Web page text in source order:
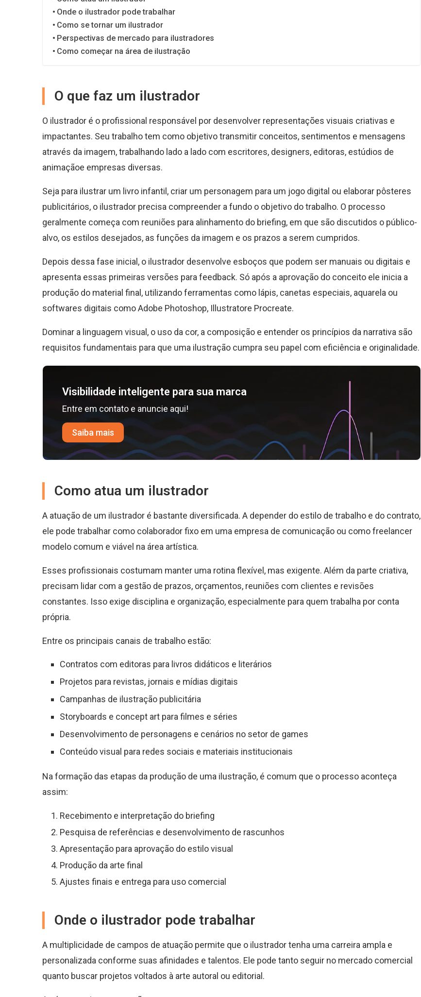
Onde o ilustrador pode trabalhar
Como se tornar um ilustrador
Perspectivas de mercado para ilustradores
Como começar na área de ilustração
O que faz um ilustrador
O ilustrador é o profissional responsável por desenvolver representações visuais criativas e
impactantes. Seu trabalho tem como objetivo transmitir conceitos, sentimentos e mensagens
através da imagem, trabalhando lado a lado com escritores, designers, editoras, estúdios de
animaçãoe empresas diversas.
Seja para ilustrar um livro infantil, criar um personagem para um jogo digital ou elaborar pôsteres
publicitários, o ilustrador precisa compreender a fundo o objetivo do trabalho. O processo
geralmente começa com reuniões para alinhamento do briefing, em que são discutidos o público-
alvo, os estilos desejados, as funções da imagem e os prazos a serem cumpridos.
Depois dessa fase inicial, o ilustrador desenvolve esboços que podem ser manuais ou digitais e
apresenta essas primeiras versões para feedback. Só após a aprovação do conceito ele inicia a
produção do material final, utilizando ferramentas como lápis, canetas especiais, aquarela ou
softwares digitais como Adobe Photoshop, Illustratore Procreate.
Dominar a linguagem visual, o uso da cor, a composição e entender os princípios da narrativa são
requisitos fundamentais para que uma ilustração cumpra seu papel com eficiência e originalidade.
Visibilidade inteligente para sua marca
Entre em contato e anuncie aqui!
Saiba mais
Como atua um ilustrador
A atuação de um ilustrador é bastante diversificada. A depender do estilo de trabalho e do contrato,
ele pode trabalhar como colaborador fixo em uma empresa de comunicação ou como freelancer
modelo comum e viável na área artística.
Esses profissionais costumam manter uma rotina flexível, mas exigente. Além da parte criativa,
precisam lidar com a gestão de prazos, orçamentos, reuniões com clientes e revisões
constantes. Isso exige disciplina e organização, especialmente para quem trabalha por conta
própria.
Entre os principais canais de trabalho estão:
Contratos com editoras para livros didáticos e literários
Projetos para revistas, jornais e mídias digitais
Campanhas de ilustração publicitária
Storyboards e concept art para filmes e séries
Desenvolvimento de personagens e cenários no setor de games
Conteúdo visual para redes sociais e materiais institucionais
Na formação das etapas da produção de uma ilustração, é comum que o processo aconteça
assim:
Recebimento e interpretação do briefing
Pesquisa de referências e desenvolvimento de rascunhos
Apresentação para aprovação do estilo visual
Produção da arte final
Ajustes finais e entrega para uso comercial
Onde o ilustrador pode trabalhar
A multiplicidade de campos de atuação permite que o ilustrador tenha uma carreira ampla e
personalizada conforme suas afinidades e talentos. Ele pode tanto seguir no mercado comercial
quanto buscar projetos voltados à arte autoral ou editorial.